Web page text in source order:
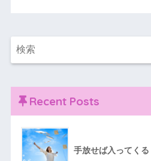
Recent Posts
手放せば入ってくる